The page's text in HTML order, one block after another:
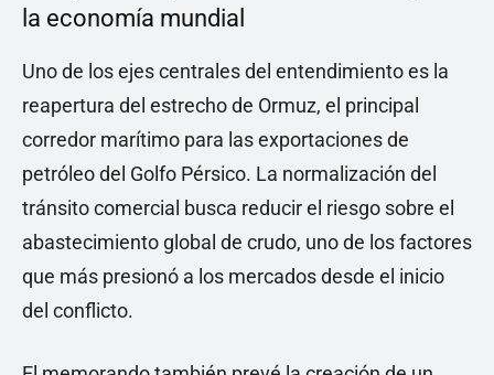
la economía mundial
Uno de los ejes centrales del entendimiento es la
reapertura del estrecho de Ormuz, el principal
corredor marítimo para las exportaciones de
petróleo del Golfo Pérsico. La normalización del
tránsito comercial busca reducir el riesgo sobre el
abastecimiento global de crudo, uno de los factores
que más presionó a los mercados desde el inicio
del conflicto.